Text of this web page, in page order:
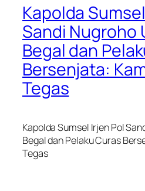
Kapolda
Sandi Nugroho
Begal dan
Bersenjata:
Tegas
Kapolda Sumsel Irjen Pol
Begal dan Pelaku Curas
Tegas